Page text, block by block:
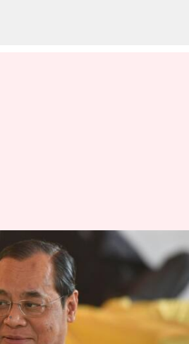
का किया खंडन,
का मुख्यमंत्री पद का
05:05 pm